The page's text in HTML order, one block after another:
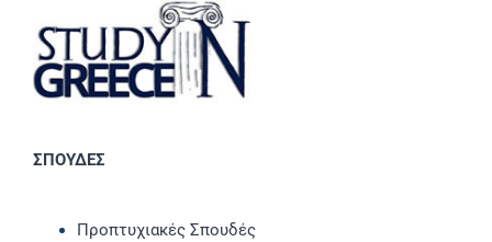
ΣΠΟΥΔΕΣ
Προπτυχιακές Σπουδές